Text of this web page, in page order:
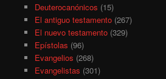
Deuterocanónicos (15)
El antiguo testamento(267)
El nuevo testamento(329)
Epístolas (96)
Evangelios (268)
Evangelistas (301)